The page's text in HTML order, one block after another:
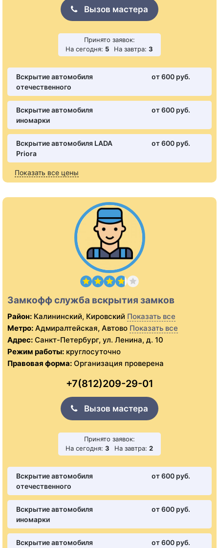
Вызов мастера
Принято заявок:
На сегодня: 5 На завтра: 3
Вскрытие автомобиля
отечественного
от 600 pуб.
Вскрытие автомобиля
иномарки
от 600 pуб.
Вскрытие автомобиля LADA
Priora
от 600 pуб.
Показать все цены
Замкофф служба вскрытия замков
Район: Калининский, Кировский Показать все
Метро: Адмиралтейская, Автово Показать все
Адрес: Санкт-Петербург, ул. Ленина, д. 10
Режим работы: круглосуточно
Правовая форма: Организация проверена
+7(812)209-29-01
Вызов мастера
Принято заявок:
На сегодня: 3 На завтра: 2
Вскрытие автомобиля
отечественного
от 600 pуб.
Вскрытие автомобиля
иномарки
от 600 pуб.
Вскрытие автомобиля
от 600 pуб.